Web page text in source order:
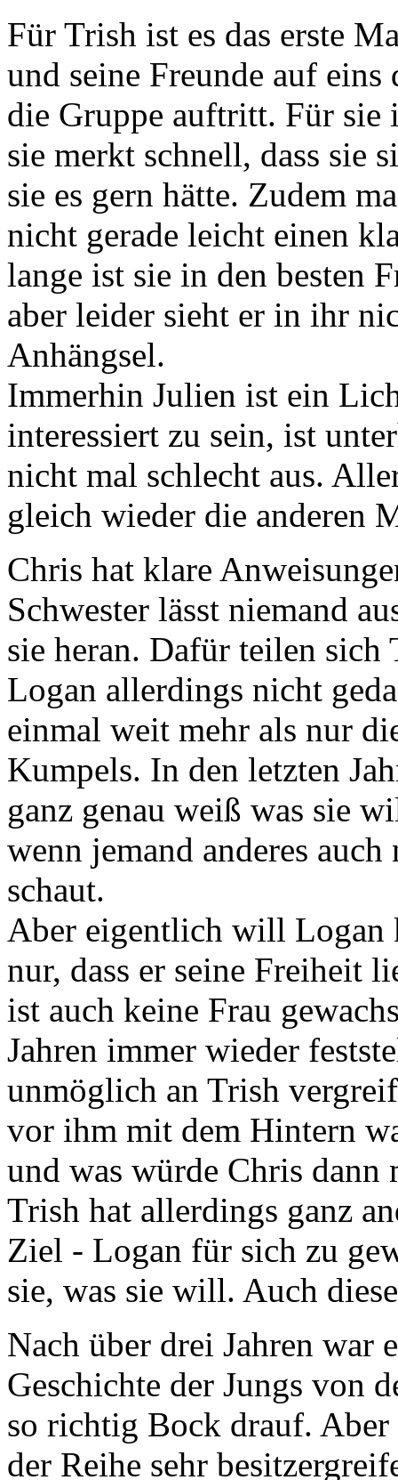
Für Trish ist es das erste
und seine Freunde auf
die Gruppe auftritt. Für sie
sie merkt schnell, dass sie
sie es gern hätte. Zudem
nicht gerade leicht einen
lange ist sie in den besten
aber leider sieht er in ihr
Anhängsel.
Immerhin Julien ist ein
interessiert zu sein, ist
nicht mal schlecht aus.
gleich wieder die anderen
Chris hat klare
Schwester lässt niemand
sie heran. Dafür teilen
Logan allerdings nicht
einmal weit mehr als nur
Kumpels. In den letzten
ganz genau weiß was sie
wenn jemand anderes
schaut.
Aber eigentlich will Logan
nur, dass er seine Freiheit
ist auch keine Frau
Jahren immer wieder
unmöglich an Trish
vor ihm mit dem Hintern
und was würde Chris dann
Trish hat allerdings ganz
Ziel - Logan für sich zu
sie, was sie will. Auch
Nach über drei Jahren war
Geschichte der Jungs von
so richtig Bock drauf. Aber
der Reihe sehr